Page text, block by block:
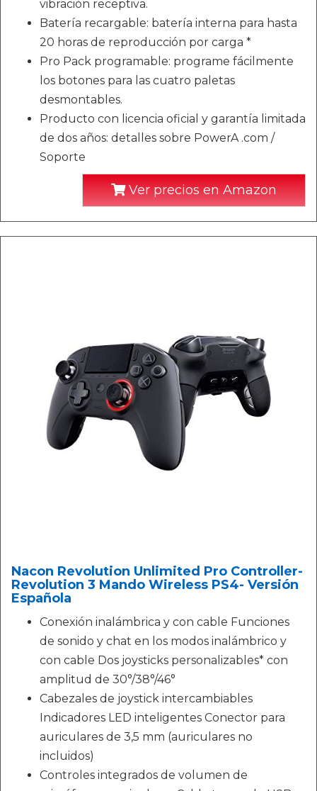
vibración receptiva.
Batería recargable: batería interna para hasta
20 horas de reproducción por carga *
Pro Pack programable: programe fácilmente
los botones para las cuatro paletas
desmontables.
Producto con licencia oficial y garantía limitada
de dos años: detalles sobre PowerA .com /
Soporte
Ver precios en Amazon
Nacon Revolution Unlimited Pro Controller-
Revolution 3 Mando Wireless PS4- Versión
Española
Conexión inalámbrica y con cable Funciones
de sonido y chat en los modos inalámbrico y
con cable Dos joysticks personalizables* con
amplitud de 30°/38°/46°
Cabezales de joystick intercambiables
Indicadores LED inteligentes Conector para
auriculares de 3,5 mm (auriculares no
incluidos)
Controles integrados de volumen de